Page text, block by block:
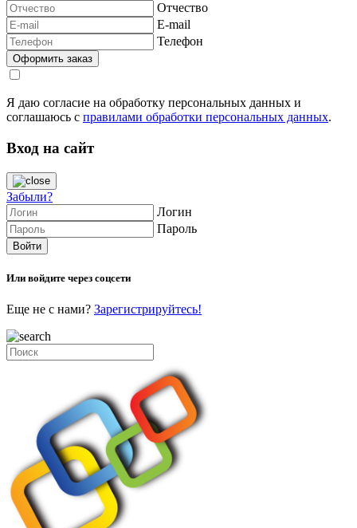
Отчество
E-mail
Телефон
Я даю согласие на обработку персональных данных и
соглашаюсь с правилами обработки персональных данных.
Вход на сайт
Забыли?
Логин
Пароль
Или войдите через соцсети
Еще не с нами? Зарегистрируйтесь!